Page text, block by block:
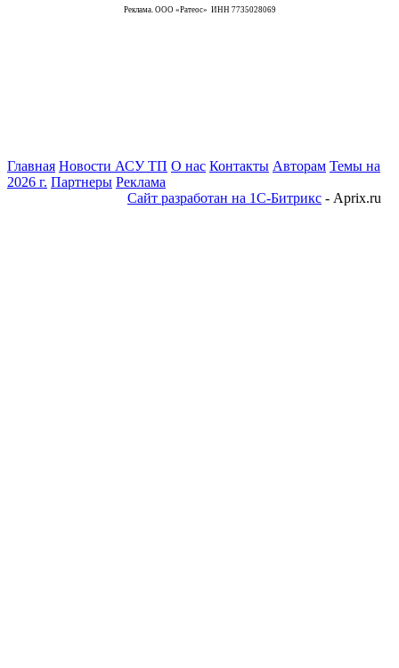
Реклама. ООО «Ратеос» ИНН 7735028069
Главная Новости АСУ ТП О нас Контакты Авторам Темы на
2026 г. Партнеры Реклама
Сайт разработан на 1С-Битрикс - Aprix.ru